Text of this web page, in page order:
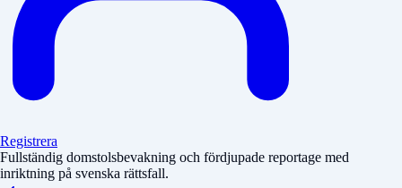
Registrera
Fullständig domstolsbevakning och fördjupade reportage med
inriktning på svenska rättsfall.